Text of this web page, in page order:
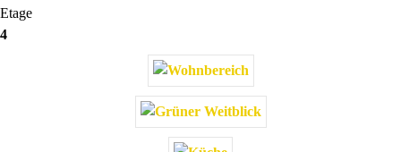
Etage
4